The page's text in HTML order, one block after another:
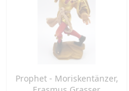
Prophet - Moriskentänzer,